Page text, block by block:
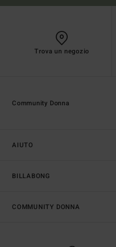
Trova un negozio
AIUTO
BILLABONG
Community Donna
COMMUNITY DONNA